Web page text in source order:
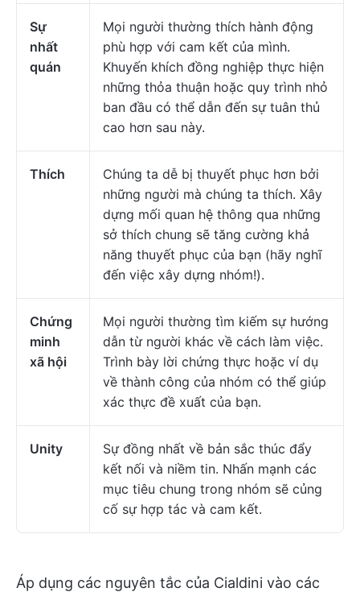
Sự
nhất
quán
Mọi người thường thích hành động
phù hợp với cam kết của mình.
Khuyến khích đồng nghiệp thực hiện
những thỏa thuận hoặc quy trình nhỏ
ban đầu có thể dẫn đến sự tuân thủ
cao hơn sau này.
Thích
Chúng ta dễ bị thuyết phục hơn bởi
những người mà chúng ta thích. Xây
dựng mối quan hệ thông qua những
sở thích chung sẽ tăng cường khả
năng thuyết phục của bạn (hãy nghĩ
đến việc xây dựng nhóm!).
Chứng
minh
xã hội
Mọi người thường tìm kiếm sự hướng
dẫn từ người khác về cách làm việc.
Trình bày lời chứng thực hoặc ví dụ
về thành công của nhóm có thể giúp
xác thực đề xuất của bạn.
Unity
Sự đồng nhất về bản sắc thúc đẩy
kết nối và niềm tin. Nhấn mạnh các
mục tiêu chung trong nhóm sẽ củng
cố sự hợp tác và cam kết.
Áp dụng các nguyên tắc của Cialdini vào các